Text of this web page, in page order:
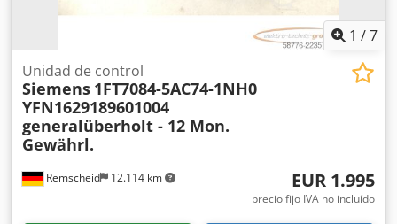
1 /7
Remscheid 12.114 km
Unidad de control
Siemens 1FT7084-5AC74-1NH0
YFN1629189601004
generalüberholt - 12 Mon.
Gewährl.
EUR 1.995
precio fijo IVA no incluído